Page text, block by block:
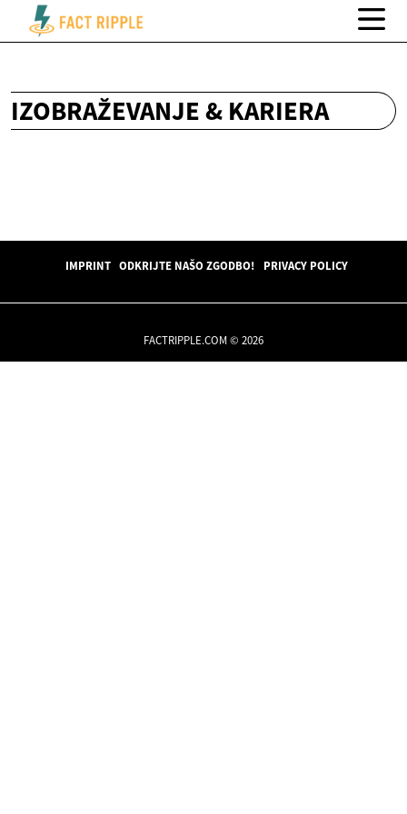
IZOBRAŽEVANJE & KARIERA
IMPRINT ODKRIJTE NAŠO ZGODBO! PRIVACY POLICY
FACTRIPPLE.COM © 2026